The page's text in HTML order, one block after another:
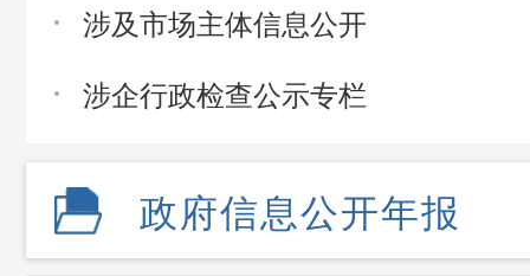
涉及市场主体信息公开
涉企行政检查公示专栏
政府信息公开年报